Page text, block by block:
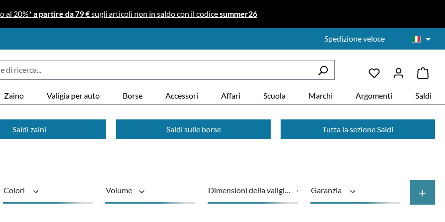
al 20%*a partire da 79 €sugli articoli non in saldo con il codicesummer26
Spedizione veloce
Zaino Valigia per auto Borse Accessori Affari Scuola Marchi Argomenti Saldi
Saldi zaini Saldi sulle borse Tutta la sezione Saldi
Colori Volume Dimensioni della valigia Garanzia +